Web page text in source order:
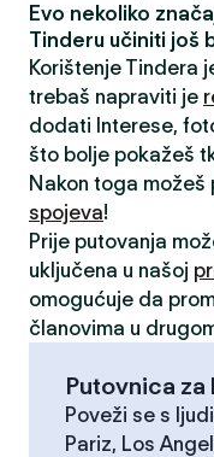
Evo nekoliko
Tinderu učiniti još
Korištenje Tindera
trebaš napraviti je
dodati Interese,
što bolje pokažeš
Nakon toga možeš
spojeva!
Prije putovanja
uključena u našoj
omogućuje da
članovima u
Putovnica
Poveži se s
Pariz, Los